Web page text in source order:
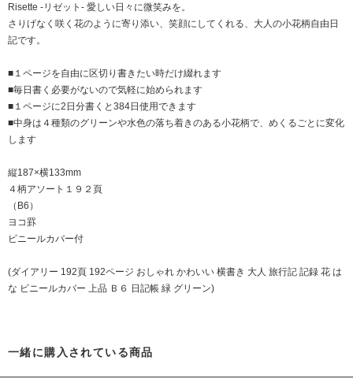
Risette -リゼット- 愛しい日々に微笑みを。
さりげなく咲く花のように寄り添い、笑顔にしてくれる、大人の小花柄自由日
記です。
■１ページを自由に区切り書きたい時だけ綴れます
■毎日書く必要がないので気軽に始められます
■１ページに2日分書くと384日使用できます
■中身は４種類のグリーンや水色の落ち着きのある小花柄で、めくるごとに変化
します
縦187×横133mm
４柄アソート１９２頁
（B6）
ヨコ罫
ビニールカバー付
(ダイアリー 192頁 192ページ おしゃれ かわいい 横書き 大人 旅行記 記録 花 は
な ビニールカバー 上品 Ｂ６ 日記帳 緑 グリーン)
一緒に購入されている商品